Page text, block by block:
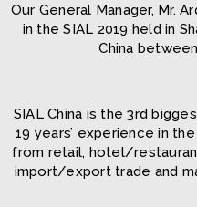
Our General Manager, Mr.
in the SIAL 2019 held in
China
SIAL China is the 3rd
19 years’ experience in
from retail, hotel/
import/export trade and